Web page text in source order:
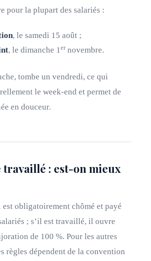
pour la plupart des salariés :
, le samedi 15 août ;
, le dimanche 1ernovembre.
tombe un vendredi, ce qui
le week-end et permet de
en douceur.
: est-on mieux
obligatoirement chômé et payé
; s’il est travaillé, il ouvre
de 100 %. Pour les autres
règles dépendent de la convention